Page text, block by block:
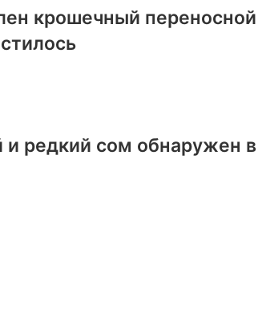
крошечный
редкий сом обнаружен